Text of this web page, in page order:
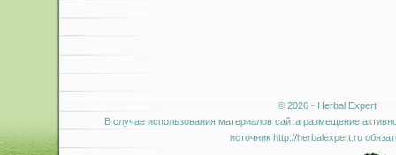
© 2026 - Herbal Expert
В случае использования материалов сайта размещение
источник http://herbalexpert.ru